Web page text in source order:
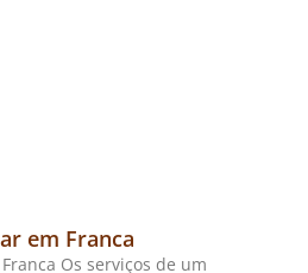
em Franca
Os serviços de um